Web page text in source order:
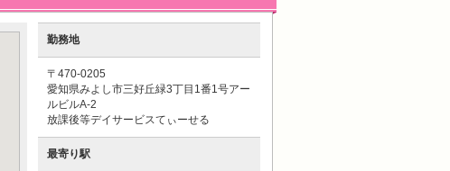
勤務地
〒470-0205
愛知県みよし市三好丘緑3丁目1番1号アー
ルビルA-2
放課後等デイサービスてぃーせる
最寄り駅